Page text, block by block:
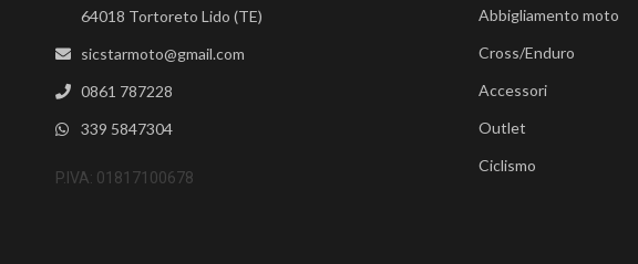
64018 Tortoreto Lido (TE)
sicstarmoto@gmail.com
0861 787228
339 5847304
P.IVA: 01817100678
Abbigliamento moto
Cross/Enduro
Accessori
Outlet
Ciclismo